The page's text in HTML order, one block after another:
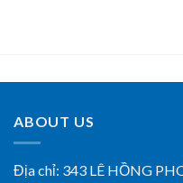
ABOUT US
Địa chỉ: 343 LÊ HỒNG